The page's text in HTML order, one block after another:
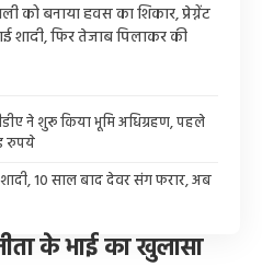
को बनाया हवस का शिकार, प्रेग्नेंट
शादी, फिर तेजाब पिलाकर की
ने शुरू किया भूमि अधिग्रहण, पहले
रुपये
10 साल बाद देवर संग फरार, अब
के भाई का खुलासा